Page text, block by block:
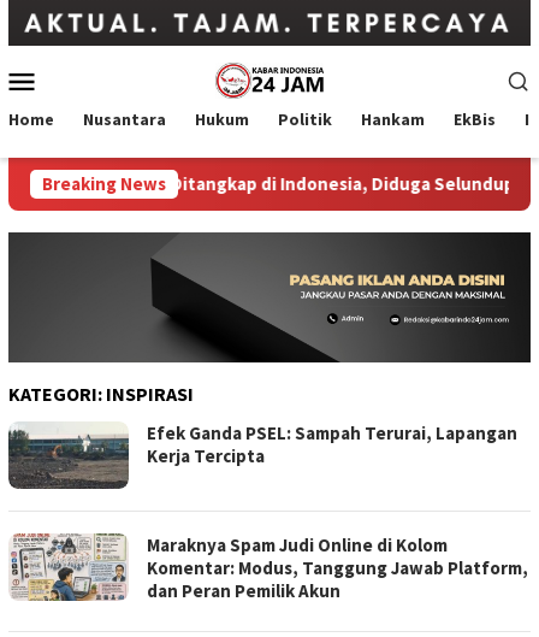
Loncat
Mobile
Home Nusantara Hukum Politik Hankam EkBis
Breaking News
Malaysia Airlines Ditangkap di Indonesia, Diduga Selundupkan
KATEGORI: INSPIRASI
Efek Ganda PSEL: Sampah Terurai, Lapangan
Kerja Tercipta
Maraknya Spam Judi Online di Kolom
Komentar: Modus, Tanggung Jawab Platform,
dan Peran Pemilik Akun